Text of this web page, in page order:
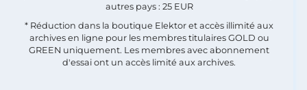
autres pays : 25 EUR
* Réduction dans la boutique Elektor et accès illimité aux
archives en ligne pour les membres titulaires GOLD ou
GREEN uniquement. Les membres avec abonnement
d'essai ont un accès limité aux archives.